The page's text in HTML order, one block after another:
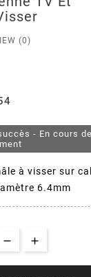
(0)
- En cours de
à visser sur
6.4mm